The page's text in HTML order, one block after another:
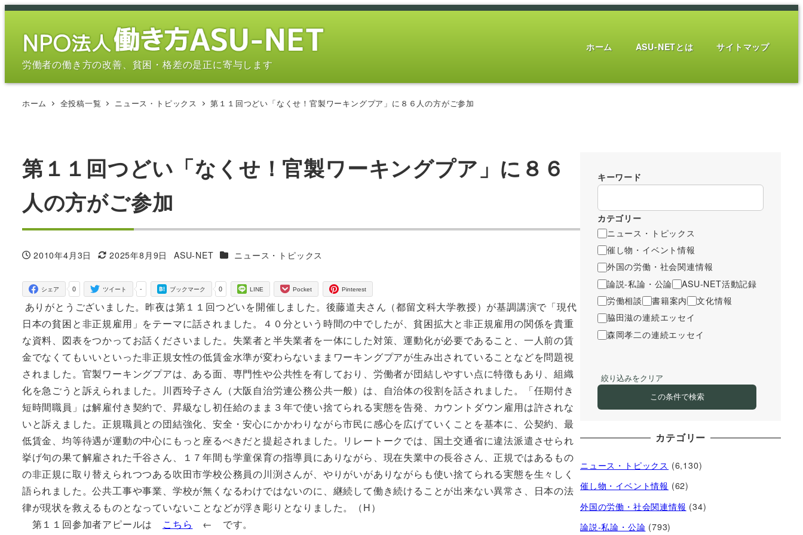
メ
労働者の働き方の改善、貧困・格差の是正に寄与します
ホーム ASU-NETとは サイトマップ
ホーム 全投稿一覧 ニュース・トピックス 第１１回つどい「なくせ！官製ワーキングプア」に８６人の方がご参加
第１１回つどい「なくせ！官製ワーキングプア」に８６
人の方がご参加
投稿日
2010年4月3日
更新日
2025年8月9日
著
ASU-NET カテゴリー
ニュース・トピックス
0
シェア -
ツイート 0
ブックマーク LINE Pocket Pinterest
ありがとうございました。昨夜は第１１回つどいを開催しました。後藤道夫さん（都留文科大学教授）が基調講演で「現代
日本の貧困と非正規雇用」をテーマに話されました。４０分という時間の中でしたが、貧困拡大と非正規雇用の関係を貴重
な資料、図表をつかってお話くださいました。失業者と半失業者を一体にした対策、運動化が必要であること、一人前の賃
金でなくてもいいといった非正規女性の低賃金水準が変わらないままワーキングプアが生み出されていることなどを問題視
されました。官製ワーキングプアは、ある面、専門性や公共性を有しており、労働者が団結しやすい点に特徴もあり、組織
化を急ごうと訴えられました。川西玲子さん（大阪自治労連公務公共一般）は、自治体の役割を話されました。「任期付き
短時間職員」は解雇付き契約で、昇級なし初任給のまま３年で使い捨てられる実態を告発、カウントダウン雇用は許されな
いと訴えました。正規職員との団結強化、安全・安心にかかわりながら市民に感心を広げていくことを基本に、公契約、最
低賃金、均等待遇が運動の中心にもっと座るべきだと提起されました。リレートークでは、国土交通省に違法派遣させられ
挙げ句の果て解雇された千谷さん、１７年間も学童保育の指導員にありながら、現在失業中の長谷さん、正規ではあるもの
の非正規に取り替えられつつある吹田市学校公務員の川渕さんが、やりがいがありながらも使い捨てられる実態を生々しく
語られました。公共工事や事業、学校が無くなるわけではないのに、継続して働き続けることが出来ない異常さ、日本の法
律が現状を救えるものとなっていないことなどが浮き彫りとなりました。（H）
第１１回参加者アピールは こちら ← です。
キーワード
カテゴリー
ニュース・トピックス
催し物・イベント情報
外国の労働・社会関連情報
論説-私論・公論
ASU-NET活動記録
労働相談
書籍案内
文化情報
脇田滋の連続エッセイ
森岡孝二の連続エッセイ
絞り込みをクリア
この条件で検索
カテゴリー
ニュース・トピックス (6,130)
催し物・イベント情報 (62)
外国の労働・社会関連情報 (34)
論説-私論・公論 (793)